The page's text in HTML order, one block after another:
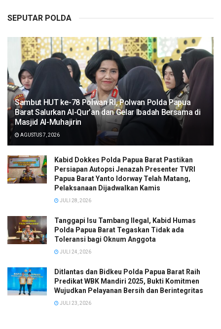
SEPUTAR POLDA
Sambut HUT ke-78 Polwan RI, Polwan Polda Papua
Barat Salurkan Al-Qur’an dan Gelar Ibadah Bersama di
Masjid Al-Muhajirin
AGUSTUS 7, 2026
Kabid Dokkes Polda Papua Barat Pastikan
Persiapan Autopsi Jenazah Presenter TVRI
Papua Barat Yanto Idorway Telah Matang,
Pelaksanaan Dijadwalkan Kamis
JULI 28, 2026
Tanggapi Isu Tambang Ilegal, Kabid Humas
Polda Papua Barat Tegaskan Tidak ada
Toleransi bagi Oknum Anggota
JULI 24, 2026
Ditlantas dan Bidkeu Polda Papua Barat Raih
Predikat WBK Mandiri 2025, Bukti Komitmen
Wujudkan Pelayanan Bersih dan Berintegritas
JULI 23, 2026